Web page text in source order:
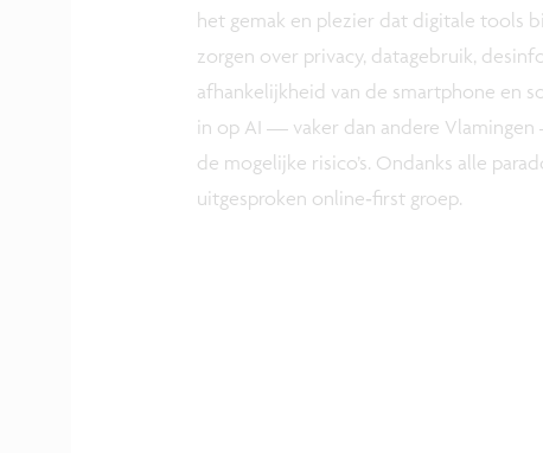
het gemak en plezier dat digitale tools
zorgen over privacy, datagebruik,
afhankelijkheid van de smartphone en
in op AI — vaker dan andere
de mogelijke risico’s. Ondanks alle
uitgesproken online‑first groep.